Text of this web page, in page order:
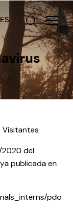
ES
Visitantes
2020 del
publicada en
pdo